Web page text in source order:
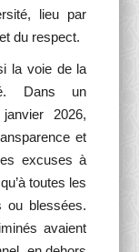
lieu par
du respect.
la voie de la
Dans un
2026,
et
excuses à
toutes les
ou blessées.
avaient